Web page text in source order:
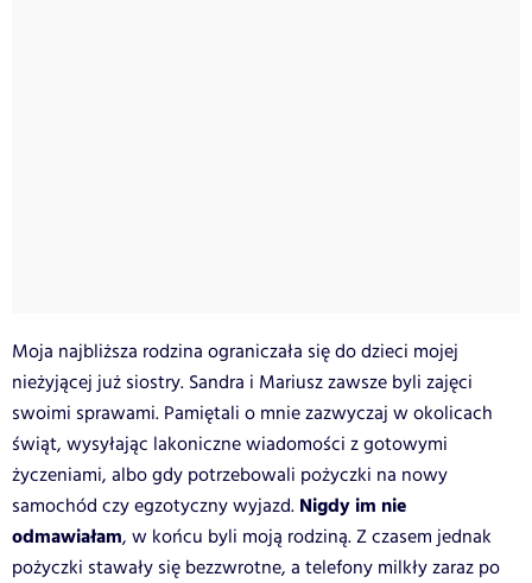
Moja najbliższa rodzina ograniczała się do dzieci mojej
nieżyjącej już siostry. Sandra i Mariusz zawsze byli zajęci
swoimi sprawami. Pamiętali o mnie zazwyczaj w okolicach
świąt, wysyłając lakoniczne wiadomości z gotowymi
życzeniami, albo gdy potrzebowali pożyczki na nowy
samochód czy egzotyczny wyjazd. Nigdy im nie
odmawiałam, w końcu byli moją rodziną. Z czasem jednak
pożyczki stawały się bezzwrotne, a telefony milkły zaraz po